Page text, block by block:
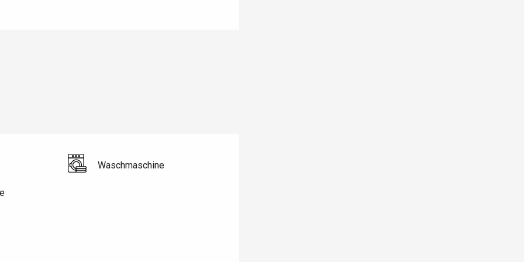
Waschmaschine